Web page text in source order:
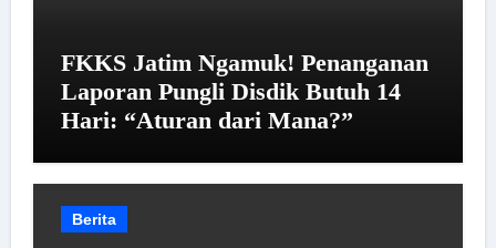
FKKS Jatim Ngamuk! Penanganan
Laporan Pungli Disdik Butuh 14
Hari: “Aturan dari Mana?”
Berita